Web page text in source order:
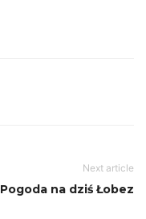
Next article
Pogoda na dziś Łobez